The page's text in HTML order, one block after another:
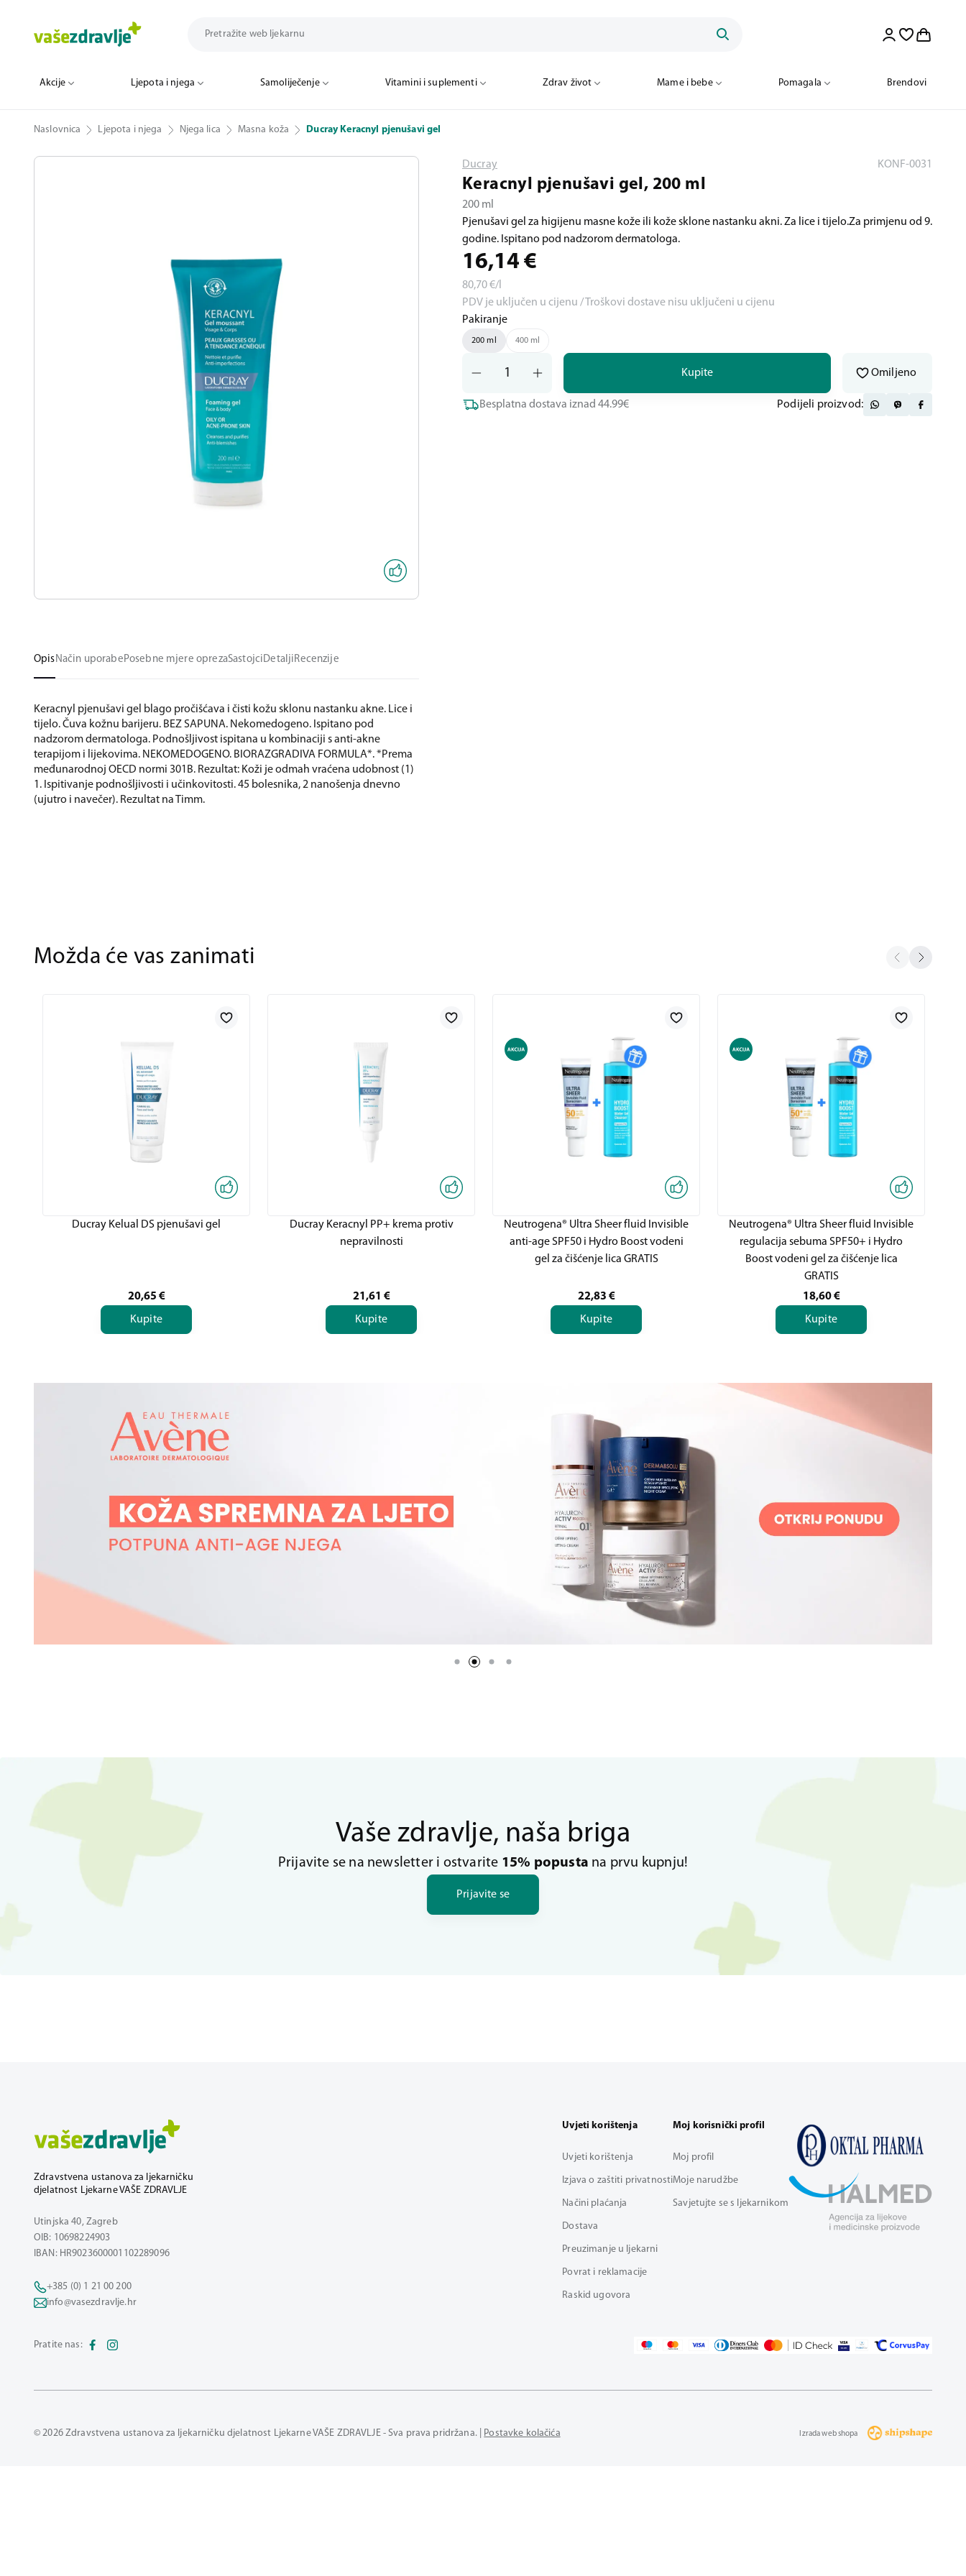
Akcije Ljepota i njega Samoliječenje Vitamini i suplementi Zdrav život Mame i bebe Pomagala Brendovi
Naslovnica Ljepota i njega Njega lica Masna koža Ducray Keracnyl pjenušavi gel
OpisNačin uporabePosebne mjere oprezaSastojciDetaljiRecenzije
Keracnyl pjenušavi gel blago pročišćava i čisti kožu sklonu nastanku akne. Lice i
tijelo. Čuva kožnu barijeru. BEZ SAPUNA. Nekomedogeno. Ispitano pod
nadzorom dermatologa. Podnošljivost ispitana u kombinaciji s anti-akne
terapijom i lijekovima. NEKOMEDOGENO. BIORAZGRADIVA FORMULA*. *Prema
međunarodnoj OECD normi 301B. Rezultat: Koži je odmah vraćena udobnost (1)
1. Ispitivanje podnošljivosti i učinkovitosti. 45 bolesnika, 2 nanošenja dnevno
(ujutro i navečer). Rezultat na Timm.
Ducray KONF-0031
Keracnyl pjenušavi gel, 200 ml
200 ml
Pjenušavi gel za higijenu masne kože ili kože sklone nastanku akni. Za lice i tijelo.Za primjenu od 9.
godine. Ispitano pod nadzorom dermatologa.
16,14 €
80,70€/l
PDV je uključen u cijenu / Troškovi dostave nisu uključeni u cijenu
Pakiranje
200 ml 400 ml
Kupite Omiljeno
Besplatna dostava iznad 44.99€ Podijeli proizvod:
Možda će vas zanimati
Ducray Kelual DS pjenušavi gel
20,65 €
Kupite
Ducray Keracnyl PP+ krema protiv
nepravilnosti
21,61 €
Kupite
Neutrogena® Ultra Sheer fluid Invisible
anti-age SPF50 i Hydro Boost vodeni
gel za čišćenje lica GRATIS
22,83 €
Kupite
Neutrogena® Ultra Sheer fluid Invisible
regulacija sebuma SPF50+ i Hydro
Boost vodeni gel za čišćenje lica
GRATIS
18,60 €
Kupite
Vaše zdravlje, naša briga
Prijavite se na newsletter i ostvarite 15% popusta na prvu kupnju!
Prijavite se
Zdravstvena ustanova za ljekarničku
djelatnost Ljekarne VAŠE ZDRAVLJE
Utinjska 40, Zagreb
OIB: 10698224903
IBAN: HR9023600001102289096
+385 (0) 1 21 00 200
info@vasezdravlje.hr
Uvjeti korištenja
Uvjeti korištenja
Izjava o zaštiti privatnosti
Načini plaćanja
Dostava
Preuzimanje u ljekarni
Povrat i reklamacije
Raskid ugovora
Moj korisnički profil
Moj profil
Moje narudžbe
Savjetujte se s ljekarnikom
Pratite nas:
© 2026 Zdravstvena ustanova za ljekarničku djelatnost Ljekarne VAŠE ZDRAVLJE - Sva prava pridržana. | Postavke kolačića Izrada web shopa